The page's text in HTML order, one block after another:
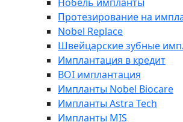
Нобель импланты
Протезирование на
Nobel Replace
Швейцарские зубные
Имплантация в кредит
BOI имплантация
Импланты Nobel Biocare
Импланты Astra Tech
Импланты MIS